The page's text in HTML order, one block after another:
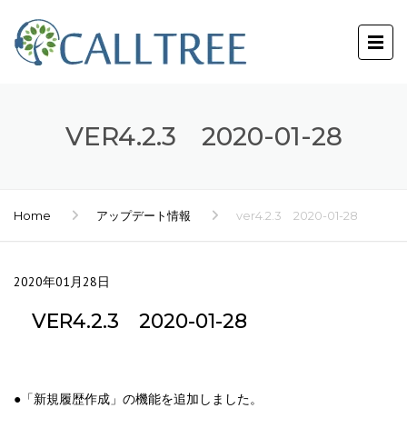
VER4.2.3 2020-01-28
Home アップデート情報 ver4.2.3 2020-01-28
2020年01月28日
VER4.2.3 2020-01-28
●「新規履歴作成」の機能を追加しました。